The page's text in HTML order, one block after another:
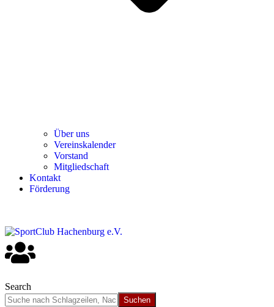
Über uns
Ver­einska­len­der
Vor­stand
Mit­glied­schaft
Kon­takt
För­de­rung
Search